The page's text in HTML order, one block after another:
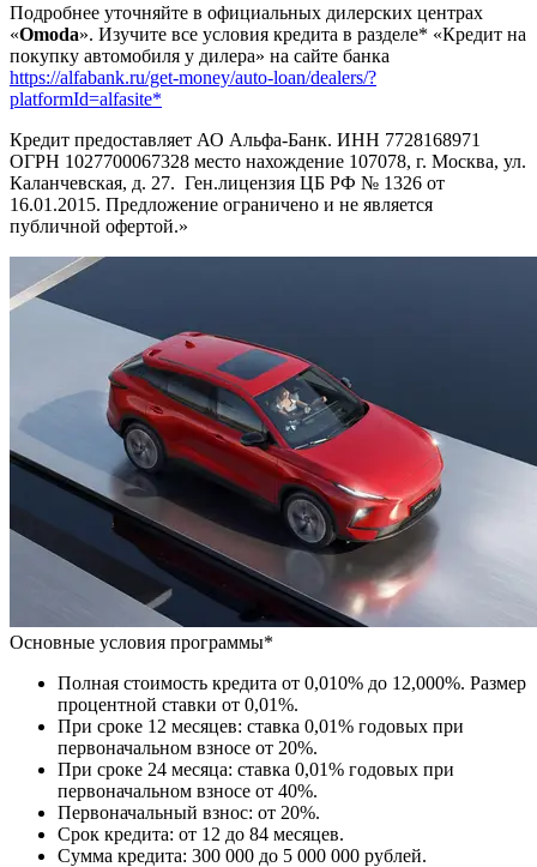
Подробнее уточняйте в официальных дилерских центрах
«Omoda». Изучите все условия кредита в разделе* «Кредит на
покупку автомобиля у дилера» на сайте банка
https://alfabank.ru/get-money/auto-loan/dealers/?
platformId=alfasite*
Кредит предоставляет АО Альфа-Банк. ИНН 7728168971
ОГРН 1027700067328 место нахождение 107078, г. Москва, ул.
Каланчевская, д. 27. Ген.лицензия ЦБ РФ № 1326 от
16.01.2015. Предложение ограничено и не является
публичной офертой.»
Основные условия программы*
Полная стоимость кредита от 0,010% до 12,000%. Размер
процентной ставки от 0,01%.
При сроке 12 месяцев: ставка 0,01% годовых при
первоначальном взносе от 20%.
При сроке 24 месяца: ставка 0,01% годовых при
первоначальном взносе от 40%.
Первоначальный взнос: от 20%.
Срок кредита: от 12 до 84 месяцев.
Сумма кредита: 300 000 до 5 000 000 рублей.